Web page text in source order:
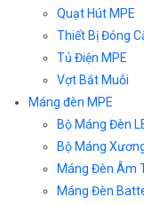
Quạt Hút MPE
Thiết Bị Đóng
Tủ Điện MPE
Vợt Bắt Muỗi
Máng đèn MPE
Bộ Máng Đèn
Bộ Máng
Máng Đèn Âm
Máng Đèn